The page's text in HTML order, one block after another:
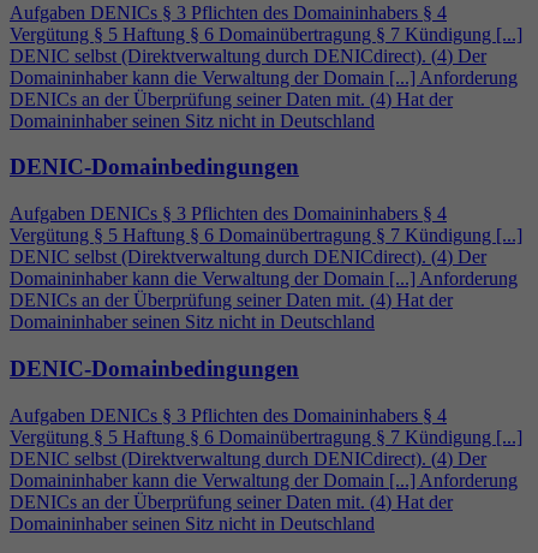
Aufgaben DENICs § 3 Pflichten des Domaininhabers § 4
Vergütung § 5 Haftung § 6 Domainübertragung § 7 Kündigung [...]
DENIC selbst (Direktverwaltung durch DENICdirect). (4) Der
Domaininhaber kann die Verwaltung der Domain [...] Anforderung
DENICs an der Überprüfung seiner Daten mit. (4) Hat der
Domaininhaber seinen Sitz nicht in Deutschland
DENIC-Domainbedingungen
Aufgaben DENICs § 3 Pflichten des Domaininhabers § 4
Vergütung § 5 Haftung § 6 Domainübertragung § 7 Kündigung [...]
DENIC selbst (Direktverwaltung durch DENICdirect). (4) Der
Domaininhaber kann die Verwaltung der Domain [...] Anforderung
DENICs an der Überprüfung seiner Daten mit. (4) Hat der
Domaininhaber seinen Sitz nicht in Deutschland
DENIC-Domainbedingungen
Aufgaben DENICs § 3 Pflichten des Domaininhabers § 4
Vergütung § 5 Haftung § 6 Domainübertragung § 7 Kündigung [...]
DENIC selbst (Direktverwaltung durch DENICdirect). (4) Der
Domaininhaber kann die Verwaltung der Domain [...] Anforderung
DENICs an der Überprüfung seiner Daten mit. (4) Hat der
Domaininhaber seinen Sitz nicht in Deutschland